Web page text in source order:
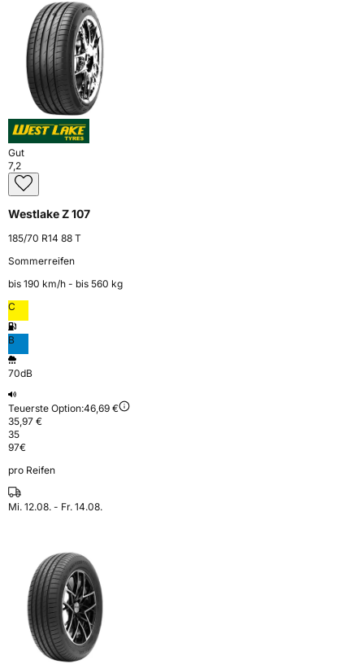
Gut
7,2
Westlake Z 107
185/70 R14 88 T
Sommerreifen
bis 190 km⁠/⁠h - bis 560 kg
C
B
70dB
Teuerste Option:46,69 €
35,97 €
35
97€
pro Reifen
Mi. 12.08. - Fr. 14.08.